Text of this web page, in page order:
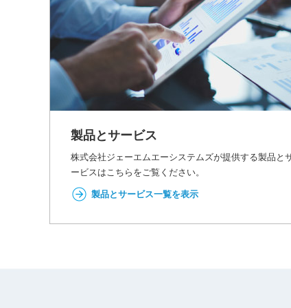
製品とサービス
株式会社ジェーエムエーシステムズが提供する製品と
ービスはこちらをご覧ください。
製品とサービス一覧を表示